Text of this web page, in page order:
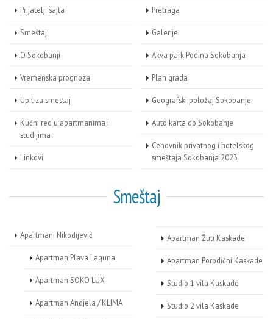
Prijatelji sajta
Smeštaj
O Sokobanji
Vremenska prognoza
Upit za smestaj
Kućni red u apartmanima i
studijima
Linkovi
Pretraga
Galerije
Akva park Podina Sokobanja
Plan grada
Geografski položaj Sokobanje
Auto karta do Sokobanje
Cenovnik privatnog i hotelskog
smeštaja Sokobanja 2023
Smeštaj
Apartmani Nikodijević
Apartman Plava Laguna
Apartman SOKO LUX
Apartman Andjela / KLIMA
Apartman Žuti Kaskade
Apartman Porodični Kaskade
Studio 1 vila Kaskade
Studio 2 vila Kaskade